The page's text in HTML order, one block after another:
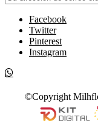
Facebook
Twitter
Pinterest
Instagram
©Copyright